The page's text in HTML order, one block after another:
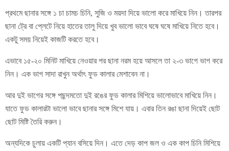
প্রথমে ছানার সঙ্গে ১ চা চামচ চিনি, সুজি ও ময়দা দিয়ে ভালো করে মাখিয়ে নিন। তারপর
ছানা ট্রে বা প্লেটে নিয়ে হাতের তালু দিয়ে খুব ভালো ভাবে ঘষে ঘষে মাখিয়ে নিতে হবে।
একটু সময় নিয়েই কাজটি করতে হবে।
এভাবে ১৫-২০ মিনিট মাখিয়ে নেওয়ার পর ছানা নরম হয়ে আসলে তা ২-৩ ভাগে ভাগ করে
নিন। এক ভাগ সাদা রাখুন অর্থাৎ ফুড কালার মেশাবেন না।
আর দুই ভাগের সঙ্গে পছন্দমতো দুই রঙের ফুড কালার মিশিয়ে ভালোভাবে মাখিয়ে নিন।
যাতে ফুড কালারটা ভালো ভাবে ছানার সঙ্গে মিশে যায়। এবার তিন রঙা ছানা দিয়েই ছোট
ছোট মিষ্টি তৈরি করুন।
অন্যদিকে চুলায় একটি প্যান বসিয়ে দিন। এতে দেড় কাপ জল ও এক কাপ চিনি মিশিয়ে